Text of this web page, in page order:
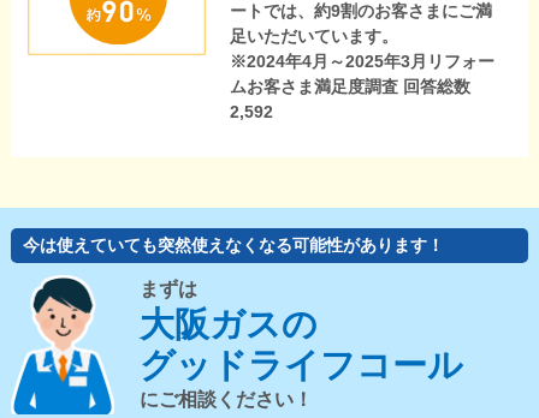
ートでは、約9割のお客さまにご満
足いただいています。
※2024年4月～2025年3月リフォー
ムお客さま満足度調査 回答総数
2,592
今は使えていても突然使えなくなる可能性があります！
まずは
大阪ガスの
グッドライフコール
にご相談ください！